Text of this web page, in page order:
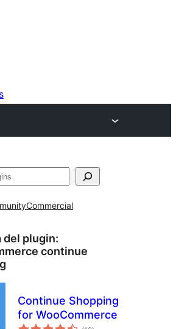
Commercial
del plugin:
continue
Continue Shopping
for WooCommerce
total